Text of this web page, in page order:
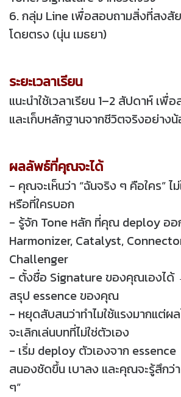
6. กลุ่ม Line เพื่อสอบถามสิ่งที่สงสั
โดยตรง (นุ่น เมธยา)
ระยะเวลาเรียน
แนะนำใช้เวลาเรียน 1–2 สัปดาห์ เพื่
และเก็บหลักฐานจากชีวิตจริงอย่าง
ผลลัพธ์ที่คุณจะได้
- คุณจะเห็นว่า “ฉันจริง ๆ คือใคร” ไ
หรือที่ใครบอก
- รู้จัก Tone หลัก ที่คุณ deploy ออ
Harmonizer, Catalyst,
Challenger
- ตั้งชื่อ Signature ของคุณเองได้
สรุป essence ของคุณ
- หยุดสับสนว่าทำไมใช้แรงมากแต่ผ
จะเลิกเล่นบทที่ไม่ใช่ตัวเอง
- เริ่ม deploy ตัวเองจาก
สนองชัดขึ้น เบาลง และคุณจะรู้สึกว่
ๆ”